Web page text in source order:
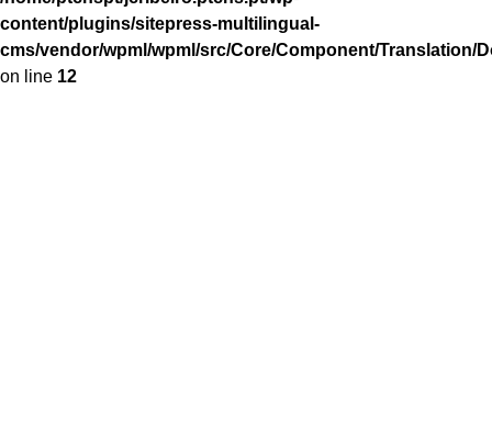
content/plugins/sitepress-multilingual-
cms/vendor/wpml/wpml/src/Core/Component/Translation/
on line 12